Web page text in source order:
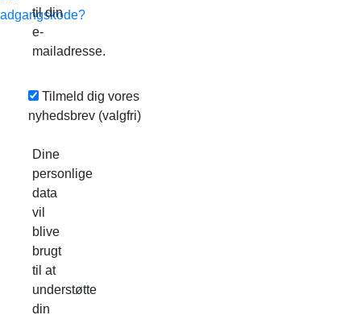
adgangskode?
til din
e-
mailadresse.
Tilmeld dig vores
nyhedsbrev (valgfri)
Dine
personlige
data
vil
blive
brugt
til at
understøtte
din